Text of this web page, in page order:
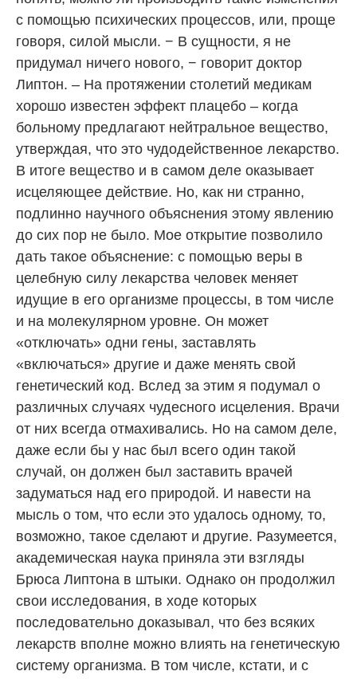
с помощью психических процессов, или, проще
говоря, силой мысли. − В сущности, я не
придумал ничего нового, − говорит доктор
Липтон. – На протяжении столетий медикам
хорошо известен эффект плацебо – когда
больному предлагают нейтральное вещество,
утверждая, что это чудодейственное лекарство.
В итоге вещество и в самом деле оказывает
исцеляющее действие. Но, как ни странно,
подлинно научного объяснения этому явлению
до сих пор не было. Мое открытие позволило
дать такое объяснение: с помощью веры в
целебную силу лекарства человек меняет
идущие в его организме процессы, в том числе
и на молекулярном уровне. Он может
«отключать» одни гены, заставлять
«включаться» другие и даже менять свой
генетический код. Вслед за этим я подумал о
различных случаях чудесного исцеления. Врачи
от них всегда отмахивались. Но на самом деле,
даже если бы у нас был всего один такой
случай, он должен был заставить врачей
задуматься над его природой. И навести на
мысль о том, что если это удалось одному, то,
возможно, такое сделают и другие. Разумеется,
академическая наука приняла эти взгляды
Брюса Липтона в штыки. Однако он продолжил
свои исследования, в ходе которых
последовательно доказывал, что без всяких
лекарств вполне можно влиять на генетическую
систему организма. В том числе, кстати, и с